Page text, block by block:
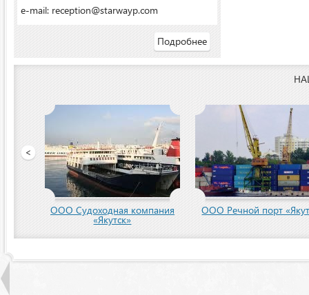
e-mail: reception@starwayp.com
Подробнее
<
ООО Судоходная компания
«Якутск»
ООО Речной порт